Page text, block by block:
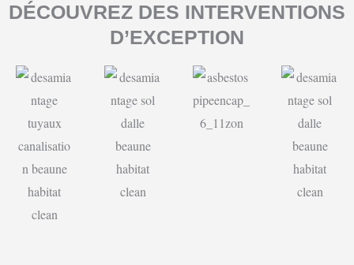
DÉCOUVREZ DES INTERVENTIONS
D’EXCEPTION